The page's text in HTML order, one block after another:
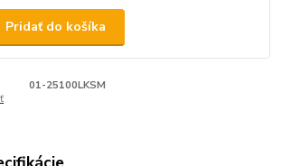
Pridať do košíka
01-25100LKSM